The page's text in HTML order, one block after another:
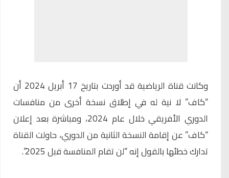
وكانت قناة الرياضية قد أوردت بتاريخ 17 أبريل 2024 أن
“كاف” لا نية له في إطلاق نسخة أخرى من منافسات
الدوري الأفريقي خلال عام 2024، ومباشرة بعد إعلان
“كاف” عن إقامة النسخة الثانية من الدوري، حاولت القناة
تدارك خطئها بالقول إنه “لن تقام المنافسة قبل 2025”.